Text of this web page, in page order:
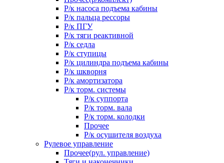
Р/к насоса подъема кабины
Р/к пальца рессоры
Р/к ПГУ
Р/к тяги реактивной
Р/к седла
Р/к ступицы
Р/к цилиндра подъема кабины
Р/к шкворня
Р/к амортизатора
Р/к торм. системы
Р/к суппорта
Р/к торм. вала
Р/к торм. колодки
Прочее
Р/к осушителя воздуха
Рулевое управление
Прочее(рул. управление)